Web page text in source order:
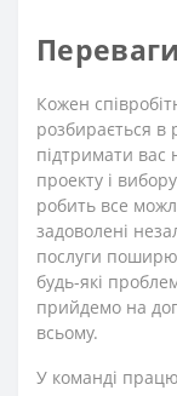
Кожен
розбирається в
підтримати вас
проекту і
робить все
задоволені
послуги
будь-які
прийдемо на
всьому.
У команді